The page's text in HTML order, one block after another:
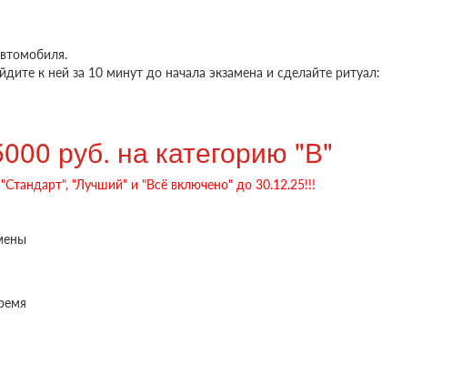
к ней за 10 минут до начала экзамена и сделайте ритуал:
руб. на категорию "В"
"Лучший" и "Всё включено" до 30.12.25!!!